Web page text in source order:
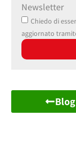
Newsletter
Chiedo di
aggiornato
Blog